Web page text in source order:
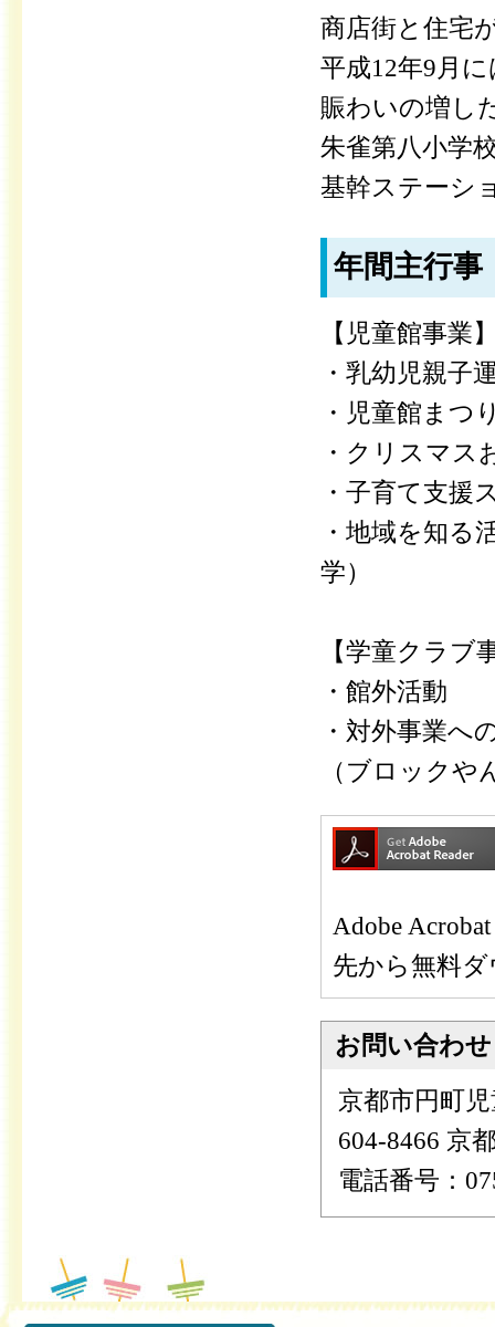
商店街と住宅
平成12年9月
賑わいの増し
朱雀第八小学
基幹ステーシ
年間主行事
【児童館事業
・乳幼児親子
・児童館まつ
・クリスマス
・子育て支援
・地域を知る
学）
【学童クラブ
・館外活動
・対外事業へ
（ブロック
Adobe
先から無料
お問い合わせ
京都市円町
604-8466 京
電話番号：